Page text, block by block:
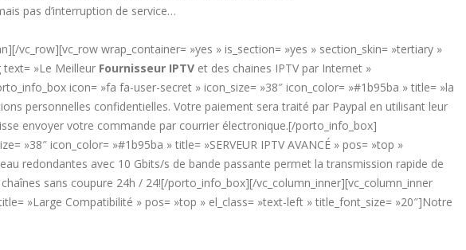
pas d’interruption de service…
wrap_container= »yes » is_section= »yes » section_skin= »tertiary »
text= »Le Meilleur Fournisseur IPTV et des chaines IPTV par Internet »
icon= »fa fa-user-secret » icon_size= »38″ icon_color= »#1b95ba » title= »la
personnelles confidentielles. Votre paiement sera traité par Paypal en utilisant leur
envoyer votre commande par courrier électronique.[/porto_info_box]
»38″ icon_color= »#1b95ba » title= »SERVEUR IPTV AVANCÉ » pos= »top »
redondantes avec 10 Gbits/s de bande passante permet la transmission rapide de
sans coupure 24h / 24![/porto_info_box][/vc_column_inner][vc_column_inner
»Large Compatibilité » pos= »top » el_class= »text-left » title_font_size= »20″]Notre